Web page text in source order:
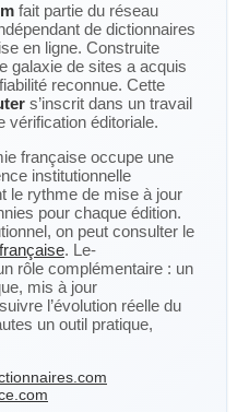
fait partie du réseau
de dictionnaires
en ligne. Construite
galaxie de sites a acquis
reconnue. Cette
s’inscrit dans un travail
vérification éditoriale.
française occupe une
institutionnelle
le rythme de mise à jour
pour chaque édition.
on peut consulter le
. Le-
rôle complémentaire : un
mis à jour
l’évolution réelle du
un outil pratique,